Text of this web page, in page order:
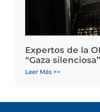
Expertos de la
“Gaza
Leer Más >>